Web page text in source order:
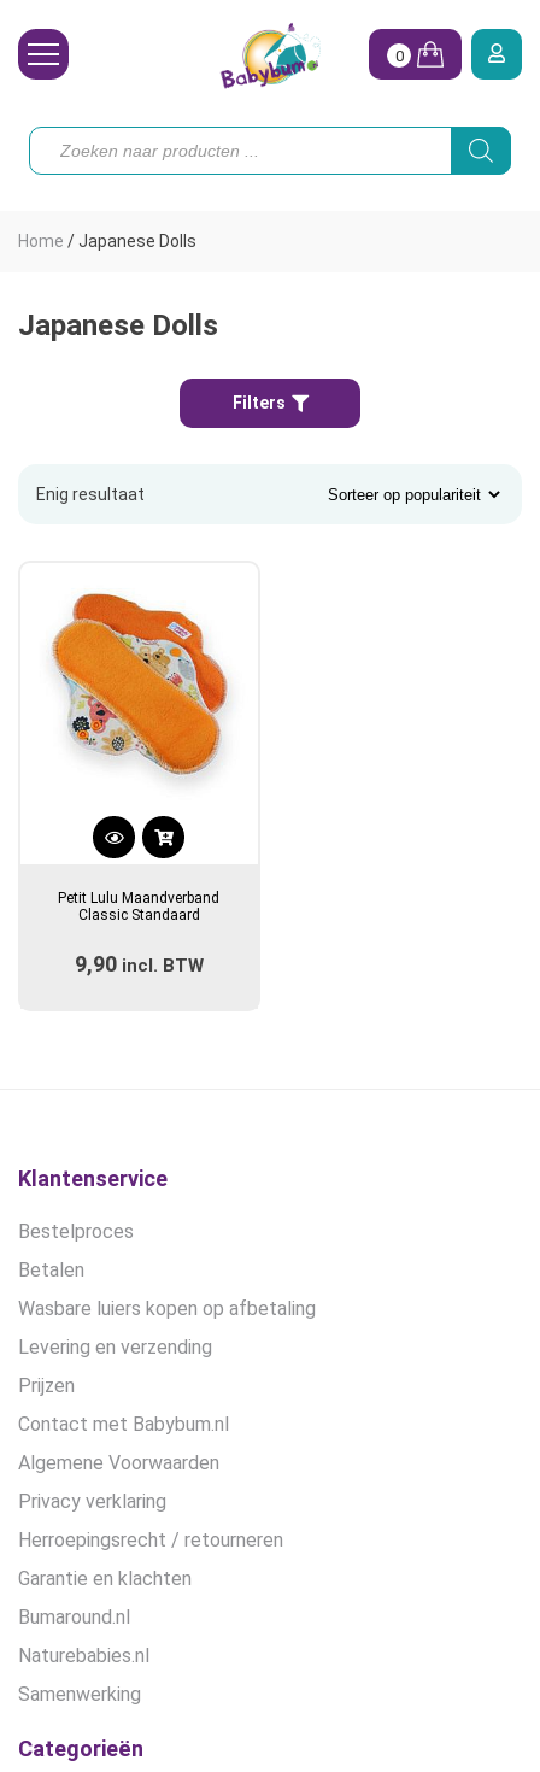
Toebehoren
Koopjes
0
Producten
zoeken
Home /Japanese Dolls
Japanese Dolls
Filters
Enig resultaat
Dit
heeft
variaties.
de
Petit Lulu Maandverband
Classic Standaard
9,90 incl. BTW
Klantenservice
Bestelproces
Betalen
Wasbare luiers kopen op afbetaling
Levering en verzending
Prijzen
Contact met Babybum.nl
Algemene Voorwaarden
Privacy verklaring
Herroepingsrecht / retourneren
Garantie en klachten
Bumaround.nl
Naturebabies.nl
Samenwerking
Categorieën